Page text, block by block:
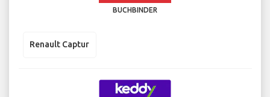
BUCHBINDER
Renault Captur